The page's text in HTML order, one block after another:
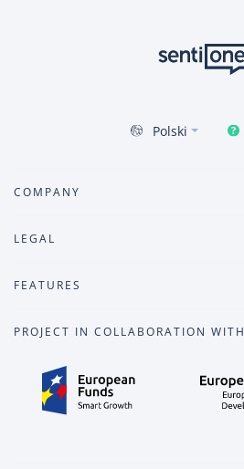
Polski
COMPANY
LEGAL
FEATURES
PROJECT IN COLLABORATION WITH